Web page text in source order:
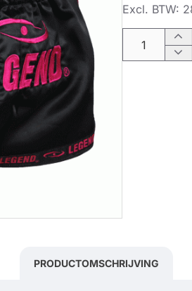
Excl. BTW:
PRODUCTOMSCHRIJVING